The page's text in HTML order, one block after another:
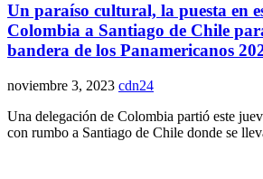
Un paraíso cultural, la puesta en
Colombia a Santiago de Chile
bandera de los Panamericanos
noviembre 3, 2023 cdn24
Una delegación de Colombia partió este
con rumbo a Santiago de Chile donde se